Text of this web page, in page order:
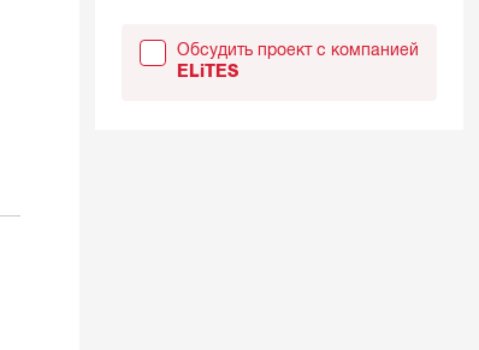
Обсудить проект с компанией
ELiTES